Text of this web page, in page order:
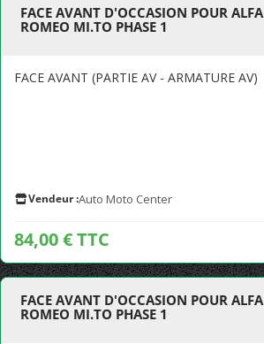
FACE AVANT D'OCCASION POUR ALFA
ROMEO MI.TO PHASE 1
FACE AVANT (PARTIE AV - ARMATURE AV)
Vendeur :Auto Moto Center
84,00 € TTC
FACE AVANT D'OCCASION POUR ALFA
ROMEO MI.TO PHASE 1